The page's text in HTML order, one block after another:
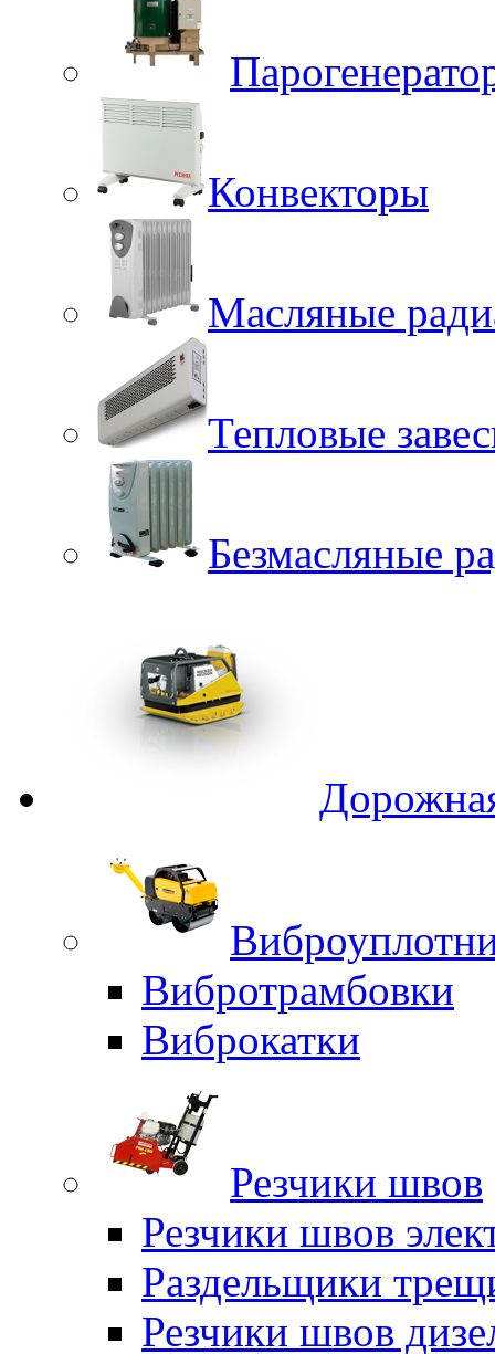
Конвекторы
Масляные
Тепловые
Безмасляные
Вибротрамбовки
Виброкатки
Резчики швов
Резчики швов
Раздельщики
Резчики швов